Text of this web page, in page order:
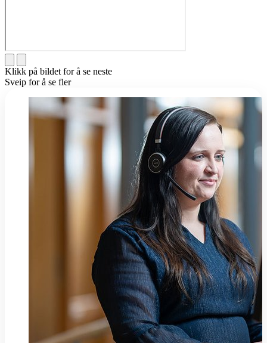
Klikk på bildet for å se neste
Sveip for å se fler